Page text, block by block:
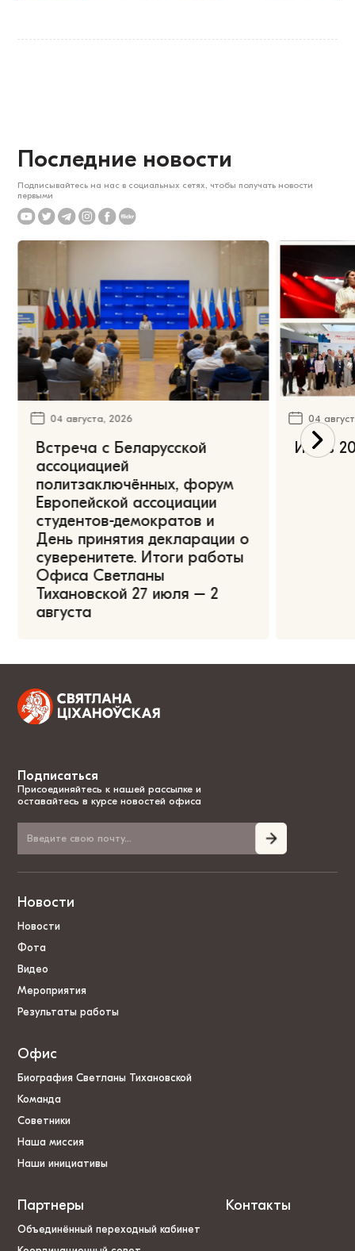
Последние новости
Подписывайтесь на нас в социальных сетях, чтобы получать новости
первыми
04 августа, 2026
Встреча с Беларусской
ассоциацией
политзаключённых, форум
Европейской ассоциации
студентов-демократов и
День принятия декларации о
суверенитете. Итоги работы
Офиса Светланы
Тихановской 27 июля – 2
августа
04
Июль
Подписаться
Присоединяйтесь к нашей рассылке и
оставайтесь в курсе новостей офиса
Новости
Новости
Фота
Видео
Мероприятия
Результаты работы
Офис
Биография Светланы Тихановской
Команда
Советники
Наша миссия
Наши инициативы
Партнеры
Объединённый переходный кабинет
Контакты